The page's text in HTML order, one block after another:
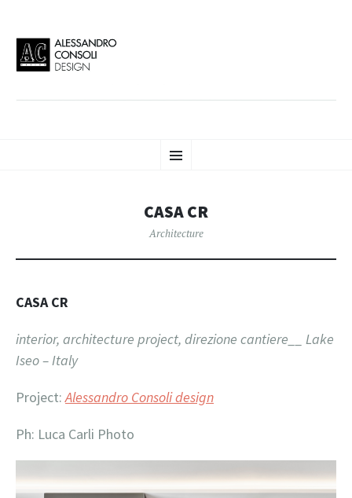
AC DESIGN | ALESSANDRO
Art direction. Iseo Lake. ITALY
Menu
AL
CASA CR
Architecture
CASA CR
interior, architecture project, direzione cantiere__ Lake
Iseo – Italy
Project:Alessandro Consoli design
Ph: Luca Carli Photo